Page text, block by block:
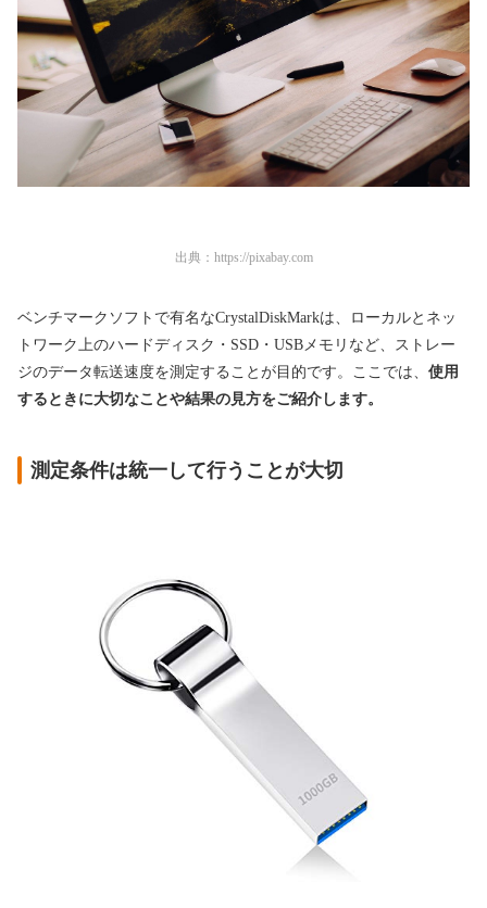
出典： https://pixabay.com
ベンチマークソフトで有名なCrystalDiskMarkは、ローカルとネッ
トワーク上のハードディスク・SSD・USBメモリなど、ストレー
ジのデータ転送速度を測定することが目的です。ここでは、 使用
するときに大切なことや結果の見方をご紹介します。
測定条件は統一して行うことが大切